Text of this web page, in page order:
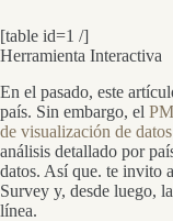
[table id=1 /]
Herramienta Interactiva
En el pasado, este
país. Sin embargo, el
de visualización de datos
análisis detallado por
datos. Así que. te invito
Survey y, desde luego,
línea.